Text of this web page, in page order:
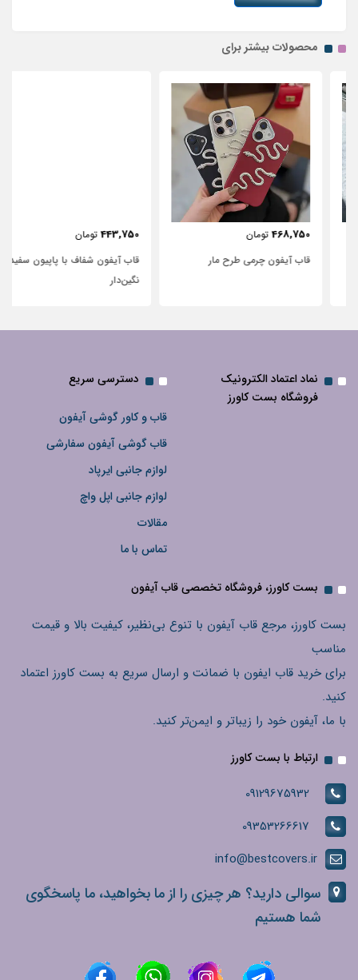
محصولات بیشتر برای
468,750 تومان
قاب آیفون چرمی طرح مار
443,750 تومان
قاب آیفون شفاف با پاپیون سفید و
نگین‌دار
نماد اعتماد الکترونیک
فروشگاه بست کاورز
دسترسی سریع
قاب و کاور گوشی آیفون
قاب گوشی آیفون سفارشی
لوازم جانبی ایرپاد
لوازم جانبی اپل واچ
مقالات
تماس با ما
بست کاورز، فروشگاه تخصصی قاب آیفون
بست کاورز، مرجع قاب آیفون با تنوع بی‌نظیر، کیفیت بالا و قیمت
مناسب
برای خرید قاب ایفون با ضمانت و ارسال سریع به بست کاورز اعتماد
کنید.
با ما، آیفون خود را زیباتر و ایمن‌تر کنید.
ارتباط با بست کاورز
09129675932
09353266617
info@bestcovers.ir
سوالی دارید؟ هر چیزی را از ما بخواهید، ما پاسخگوی
شما هستیم